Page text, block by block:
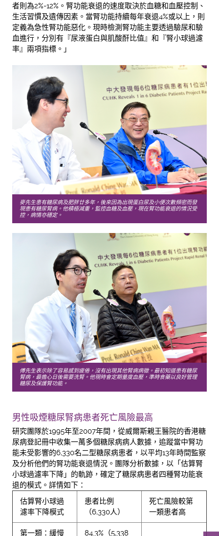
者則為2%-12%。腎功能衰退的速度取決於血糖和血壓控制、
生活習慣及遺傳因素。當腎功能持續每年衰退4%或以上，則
定義為急性腎功能惡化。現時檢測腎功能主要透過驗尿和驗
血進行，分別有『尿液蛋白與肌酸酐比值』和『腎小球過濾
率』兩項指標。」
麥先生患有糖尿病及肥胖廿多年，後來因為出現蛋白尿及小便次數頻密而發
現患有糖尿腎病。他積極減重，監控血糖及血壓，現在腎功能衰退的情況受
控，病情亦穩定。
傅先生表示除了容易感到疲倦，沒有出現其他腎病病徵。最初知道患有糖尿
腎病，最擔心日後需要洗腎。他現時會定期量度血壓，準時食藥以良好管理
糖尿及保護腎功能。
男性吸煙糖尿腎病患者死亡風險最高
研究團隊於1995年至2007年間，從威爾斯親王醫院的香港糖
尿病登記冊中收集一萬多個糖尿病病人數據，追蹤當中腎功
能未受影響的6,330名二型糖尿病患者，以平均13年時間監察
及分析他們的腎功能衰退情況。團隊分析數據，以「估算腎
小球過濾率下降」的軌跡，確定了糖尿病患者四種腎功能衰
退的模式。詳情如下：
估算腎小球過
濾率下降模式
患者比例
（6,330人）
死亡風險較第
一類患者高
第一類：緩慢 84.3%（5,338